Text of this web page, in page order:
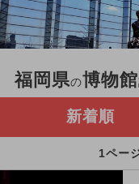
福岡県の博物館
新着順
1ペー